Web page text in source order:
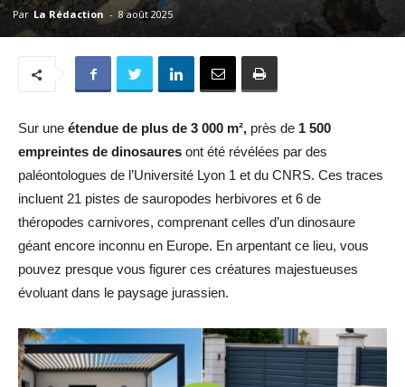
Par La Rédaction - 8 août 2025
Sur une étendue de plus de 3 000 m², près de 1 500
empreintes de dinosaures ont été révélées par des
paléontologues de l’Université Lyon 1 et du CNRS. Ces traces
incluent 21 pistes de sauropodes herbivores et 6 de
théropodes carnivores, comprenant celles d’un dinosaure
géant encore inconnu en Europe. En arpentant ce lieu, vous
pouvez presque vous figurer ces créatures majestueuses
évoluant dans le paysage jurassien.